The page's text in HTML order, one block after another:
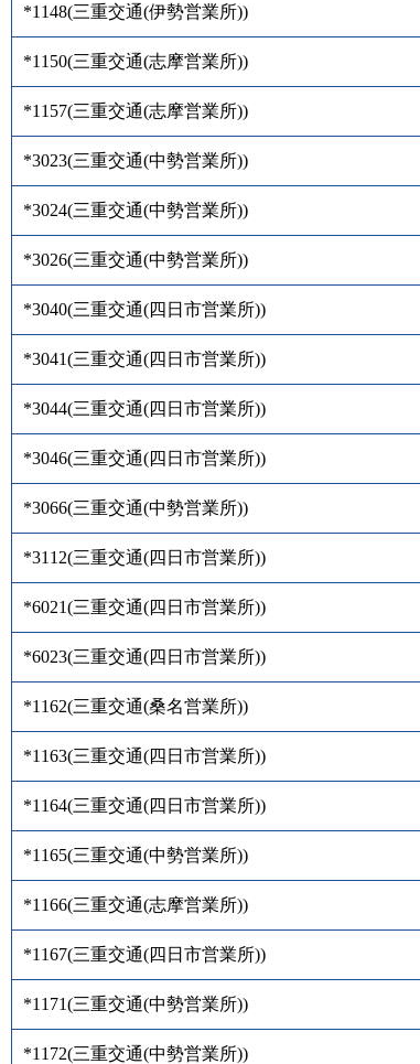
*1148(三重交通(伊勢営業所))
*1150(三重交通(志摩営業所))
*1157(三重交通(志摩営業所))
*3023(三重交通(中勢営業所))
*3024(三重交通(中勢営業所))
*3026(三重交通(中勢営業所))
*3040(三重交通(四日市営業所))
*3041(三重交通(四日市営業所))
*3044(三重交通(四日市営業所))
*3046(三重交通(四日市営業所))
*3066(三重交通(中勢営業所))
*3112(三重交通(四日市営業所))
*6021(三重交通(四日市営業所))
*6023(三重交通(四日市営業所))
*1162(三重交通(桑名営業所))
*1163(三重交通(四日市営業所))
*1164(三重交通(四日市営業所))
*1165(三重交通(中勢営業所))
*1166(三重交通(志摩営業所))
*1167(三重交通(四日市営業所))
*1171(三重交通(中勢営業所))
*1172(三重交通(中勢営業所))